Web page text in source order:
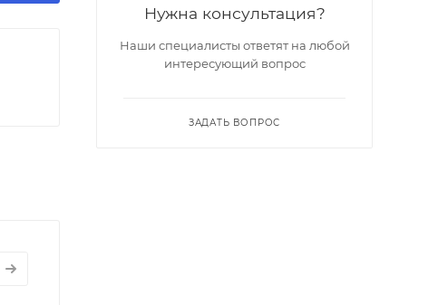
Нужна консультация?
Наши специалисты ответят на любой
интересующий вопрос
ЗАДАТЬ ВОПРОС